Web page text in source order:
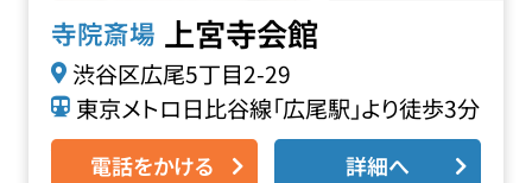
寺院斎場 上宮寺会館
渋谷区広尾5丁目2-29
東京メトロ日比谷線「広尾駅」より徒歩3分
電話をかける 詳細へ